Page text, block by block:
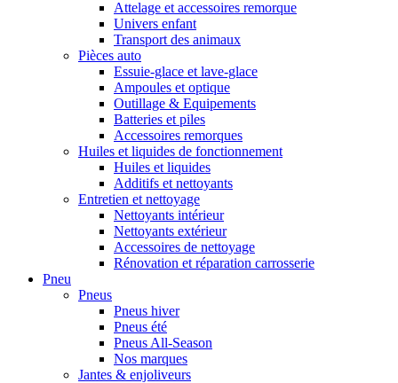
Attelage et accessoires remorque
Univers enfant
Transport des animaux
Pièces auto
Essuie-glace et lave-glace
Ampoules et optique
Outillage & Equipements
Batteries et piles
Accessoires remorques
Huiles et liquides de fonctionnement
Huiles et liquides
Additifs et nettoyants
Entretien et nettoyage
Nettoyants intérieur
Nettoyants extérieur
Accessoires de nettoyage
Rénovation et réparation carrosserie
Pneu
Pneus
Pneus hiver
Pneus été
Pneus All-Season
Nos marques
Jantes & enjoliveurs